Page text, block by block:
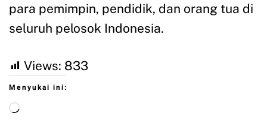
para pemimpin, pendidik, dan orang tua di
seluruh pelosok Indonesia.
Views: 833
Menyukai ini: